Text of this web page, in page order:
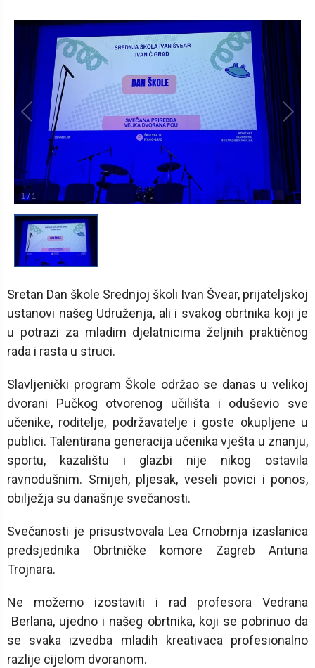
1/ 1
Sretan Dan škole Srednjoj školi Ivan Švear, prijateljskoj
ustanovi našeg Udruženja, ali i svakog obrtnika koji je
u potrazi za mladim djelatnicima željnih praktičnog
rada i rasta u struci.
Slavljenički program Škole održao se danas u velikoj
dvorani Pučkog otvorenog učilišta i oduševio sve
učenike, roditelje, podržavatelje i goste okupljene u
publici. Talentirana generacija učenika vješta u znanju,
sportu, kazalištu i glazbi nije nikog ostavila
ravnodušnim. Smijeh, pljesak, veseli povici i ponos,
obilježja su današnje svečanosti.
Svečanosti je prisustvovala Lea Crnobrnja izaslanica
predsjednika Obrtničke komore Zagreb Antuna
Trojnara.
Ne možemo izostaviti i rad profesora Vedrana
Berlana, ujedno i našeg obrtnika, koji se pobrinuo da
se svaka izvedba mladih kreativaca profesionalno
razlije cijelom dvoranom.